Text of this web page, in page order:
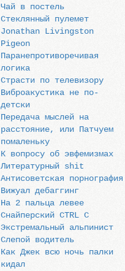
Чай в постель
Стеклянный пулемет
Jonathan Livingston
Pigeon
Паранепротиворечивая
логика
Страсти по телевизору
Виброакустика не по-
детски
Передача мыслей на
расстояние, или Патчуем
помаленьку
К вопросу об эвфемизмах
Литературный shit
Антисоветская порнография
Вижуал дебаггинг
На 2 пальца левее
Снайперский CTRL C
Экстремальный альпинист
Слепой водитель
Как Джек всю ночь палки
кидал